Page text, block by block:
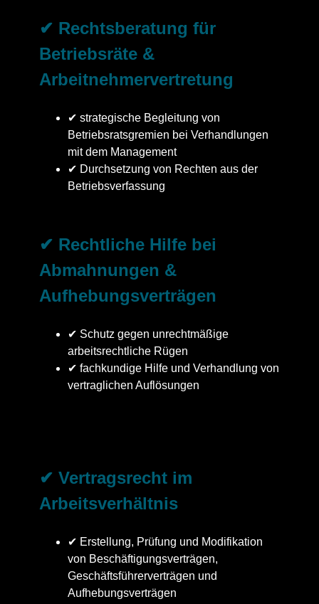
✔ Rechtsberatung für
Betriebsräte &
Arbeitnehmervertretung
✔ strategische Begleitung von
Betriebsratsgremien bei Verhandlungen
mit dem Management
✔ Durchsetzung von Rechten aus der
Betriebsverfassung
✔ Rechtliche Hilfe bei
Abmahnungen &
Aufhebungsverträgen
✔ Schutz gegen unrechtmäßige
arbeitsrechtliche Rügen
✔ fachkundige Hilfe und Verhandlung von
vertraglichen Auflösungen
✔ Vertragsrecht im
Arbeitsverhältnis
✔ Erstellung, Prüfung und Modifikation
von Beschäftigungsverträgen,
Geschäftsführerverträgen und
Aufhebungsverträgen